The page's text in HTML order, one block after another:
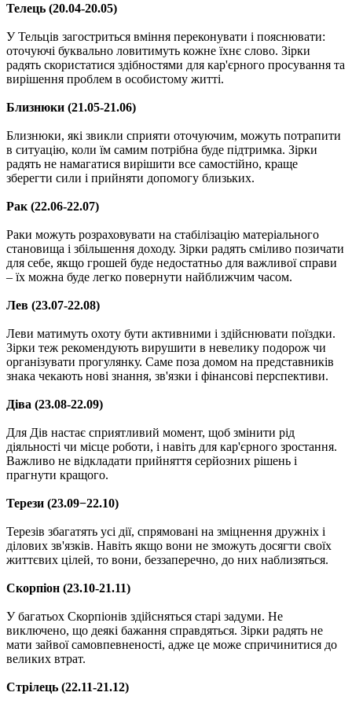
Телець (20.04-20.05)
У Тельців загостриться вміння переконувати і пояснювати:
оточуючі буквально ловитимуть кожне їхнє слово. Зірки
радять скористатися здібностями для кар'єрного просування та
вирішення проблем в особистому житті.
Близнюки (21.05-21.06)
Близнюки, які звикли сприяти оточуючим, можуть потрапити
в ситуацію, коли їм самим потрібна буде підтримка. Зірки
радять не намагатися вирішити все самостійно, краще
зберегти сили і прийняти допомогу близьких.
Рак (22.06-22.07)
Раки можуть розраховувати на стабілізацію матеріального
становища і збільшення доходу. Зірки радять сміливо позичати
для себе, якщо грошей буде недостатньо для важливої ​​справи
– їх можна буде легко повернути найближчим часом.
Лев (23.07-22.08)
Леви матимуть охоту бути активними і здійснювати поїздки.
Зірки теж рекомендують вирушити в невелику подорож чи
організувати прогулянку. Саме поза домом на представників
знака чекають нові знання, зв'язки і фінансові перспективи.
Діва (23.08-22.09)
Для Дів настає сприятливий момент, щоб змінити рід
діяльності чи місце роботи, і навіть для кар'єрного зростання.
Важливо не відкладати прийняття серйозних рішень і
прагнути кращого.
Терези (23.09−22.10)
Терезів збагатять усі дії, спрямовані на зміцнення дружніх і
ділових зв'язків. Навіть якщо вони не зможуть досягти своїх
життєвих цілей, то вони, беззаперечно, до них наблизяться.
Скорпіон (23.10-21.11)
У багатьох Скорпіонів здійсняться старі задуми. Не
виключено, що деякі бажання справдяться. Зірки радять не
мати зайвої самовпевненості, адже це може спричинитися до
великих втрат.
Стрілець (22.11-21.12)